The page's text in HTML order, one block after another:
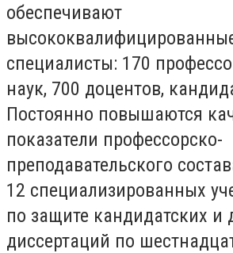
обеспечивают
специалисты: 170
наук, 700 доцентов,
Постоянно повышаются
показатели профессорско-
преподавательского
12 специализированных
по защите кандидатских и
диссертаций по